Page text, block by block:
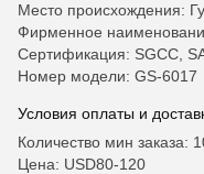
Место происхождения:
Фирменное
Сертификация: SGCC,
Номер модели: GS-6017
Условия оплаты и
Количество мин заказа:
Цена: USD80-120